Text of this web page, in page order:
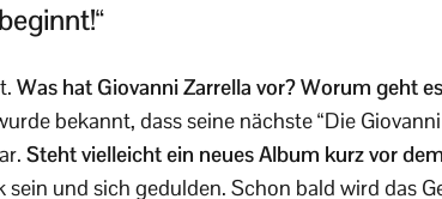
Was hat Giovanni Zarrella vor? Worum geht
bekannt, dass seine nächste “Die
Steht vielleicht ein neues Album kurz vor
sein und sich gedulden. Schon bald wird das